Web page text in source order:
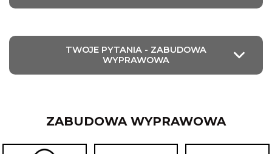
TWOJE PYTANIA - ZABUDOWA
WYPRAWOWA
ZABUDOWA WYPRAWOWA